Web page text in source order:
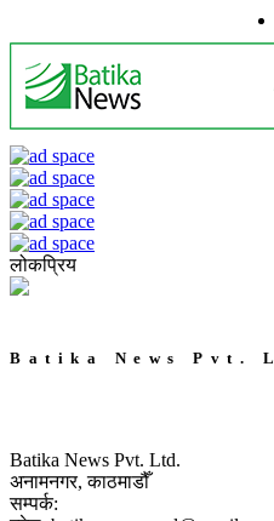
लोकप्रिय
Batika News Pvt.
Batika News Pvt. Ltd.
अनामनगर, काठमाडौँ
सम्पर्क: